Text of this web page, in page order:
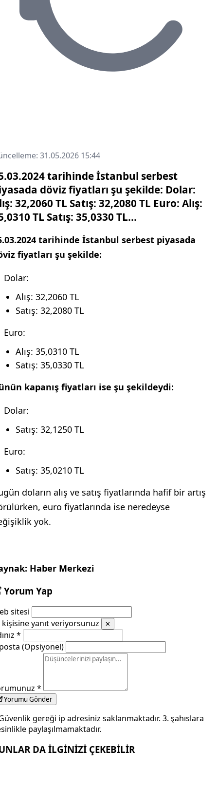
31.05.2026 15:44
tarihinde İstanbul serbest
döviz fiyatları şu şekilde: Dolar:
32,2060 TL Satış: 32,2080 TL Euro: Alış:
TL Satış: 35,0330 TL...
tarihinde İstanbul serbest piyasada
fiyatları şu şekilde:
Dolar:
Alış: 32,2060 TL
Satış: 32,2080 TL
Euro:
Alış: 35,0310 TL
Satış: 35,0330 TL
kapanış fiyatları ise şu şekildeydi:
Dolar:
Satış: 32,1250 TL
Euro:
Satış: 35,0210 TL
doların alış ve satış fiyatlarında hafif bir artış
euro fiyatlarında ise neredeyse
yok.
Haber Merkezi
Yorum Yap
sitesi
kişisine yanıt veriyorsunuz
✕
*
(Opsiyonel)
*
Yorumu Gönder
gereği ip adresiniz saklanmaktadır. 3. şahıslara
paylaşılmamaktadır.
DA İLGİNİZİ ÇEKEBİLİR